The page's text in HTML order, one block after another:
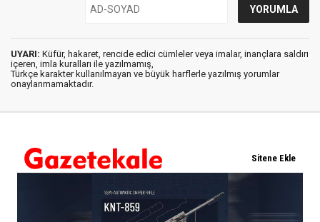
UYARI: Küfür, hakaret, rencide edici cümleler veya imalar, inançlara saldırı
içeren, imla kuralları ile yazılmamış,
Türkçe karakter kullanılmayan ve büyük harflerle yazılmış yorumlar
onaylanmamaktadır.